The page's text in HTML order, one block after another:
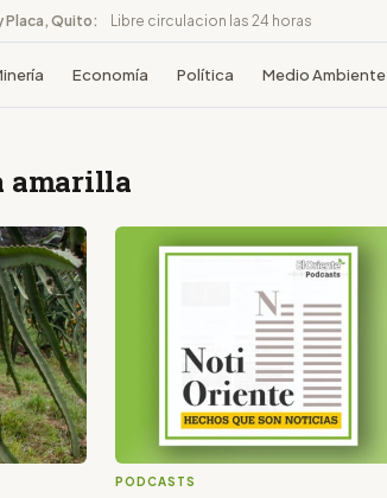
Placa, Quito: Libre circulacion las 24 horas
Economía Política Medio Ambiente
amarilla
PODCASTS